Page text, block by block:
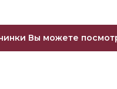
Вы можете